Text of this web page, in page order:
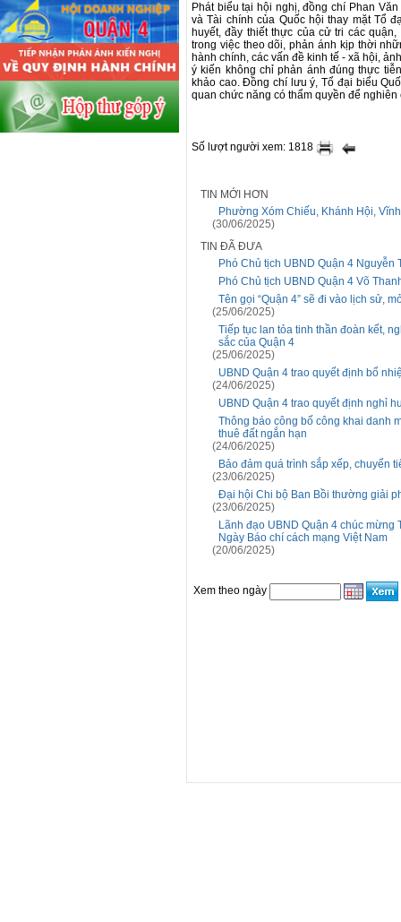
Phát biểu tại hội nghị, đồng chí Phan
và Tài chính của Quốc hội thay mặt Tổ
huyết, đầy thiết thực của cử tri các
trong việc theo dõi, phản ánh kịp thời
hành chính, các vấn đề kinh tế - xã hội,
ý kiến không chỉ phản ánh đúng thực
khảo cao. Đồng chí lưu ý, Tổ đại biểu
quan chức năng có thẩm quyền để
Số lượt người xem: 1818
TIN MỚI HƠN
Phường Xóm Chiếu, Khánh Hội,
(30/06/2025)
TIN ĐÃ ĐƯA
Phó Chủ tịch UBND Quận 4
Phó Chủ tịch UBND Quận 4 Võ
Tên gọi “Quận 4” sẽ đi vào lịch sử,
(25/06/2025)
Tiếp tục lan tỏa tinh thần đoàn kết,
sắc của Quận 4
(25/06/2025)
UBND Quận 4 trao quyết định bổ
(24/06/2025)
UBND Quận 4 trao quyết định nghỉ
Thông báo công bố công khai danh
thuê đất ngắn hạn
(24/06/2025)
Bảo đảm quá trình sắp xếp, chuyển
(23/06/2025)
Đại hội Chi bộ Ban Bồi thường giải
(23/06/2025)
Lãnh đạo UBND Quận 4 chúc mừng
Ngày Báo chí cách mạng Việt Nam
(20/06/2025)
Xem theo ngày